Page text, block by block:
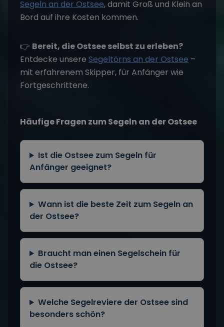
Segeln an der Ostsee, damit Groß und Klein an
Bord auf ihre Kosten kommen.
👉 Bereit, die Ostsee selbst zu erleben?
Entdecke unsere Segeltörns an der Ostsee –
mit erfahrenem Skipper, für Anfänger wie
Fortgeschrittene.
Häufige Fragen zum Segeln an der Ostsee
Ist die Ostsee zum Segeln für
Anfänger geeignet?
Wann ist die beste Zeit zum Segeln an
der Ostsee?
Braucht man einen Segelschein für
die Ostsee?
Welche Segelreviere der Ostsee sind
besonders schön?